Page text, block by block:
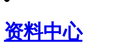
资料中心